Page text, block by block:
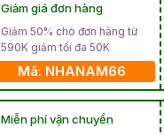
Giảm giá đơn hàng
Giảm 50% cho đơn hàng từ
590K giảm tối đa 50K
Mã: NHANAM66
Miễn phí vận chuyển